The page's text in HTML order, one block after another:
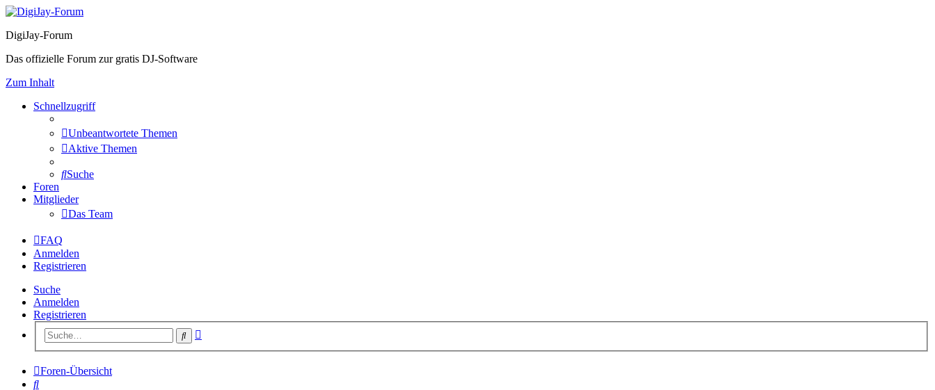
DigiJay-Forum
Das offizielle Forum zur gratis DJ-Software
Zum Inhalt
Schnellzugriff
Unbeantwortete Themen
Aktive Themen
Suche
Foren
Mitglieder
Das Team
FAQ
Anmelden
Registrieren
Suche
Anmelden
Registrieren
Suche
Foren-Übersicht
Suche